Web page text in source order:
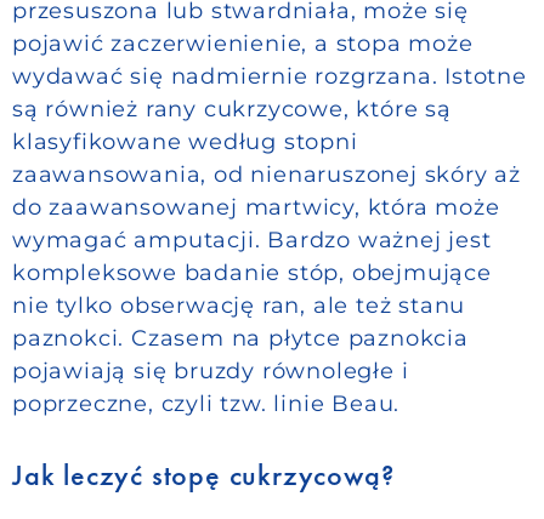
przesuszona lub stwardniała, może się
pojawić zaczerwienienie, a stopa może
wydawać się nadmiernie rozgrzana. Istotne
są również rany cukrzycowe, które są
klasyfikowane według stopni
zaawansowania, od nienaruszonej skóry aż
do zaawansowanej martwicy, która może
wymagać amputacji. Bardzo ważnej jest
kompleksowe badanie stóp, obejmujące
nie tylko obserwację ran, ale też stanu
paznokci. Czasem na płytce paznokcia
pojawiają się bruzdy równoległe i
poprzeczne, czyli tzw. linie Beau.
Jak leczyć stopę cukrzycową?